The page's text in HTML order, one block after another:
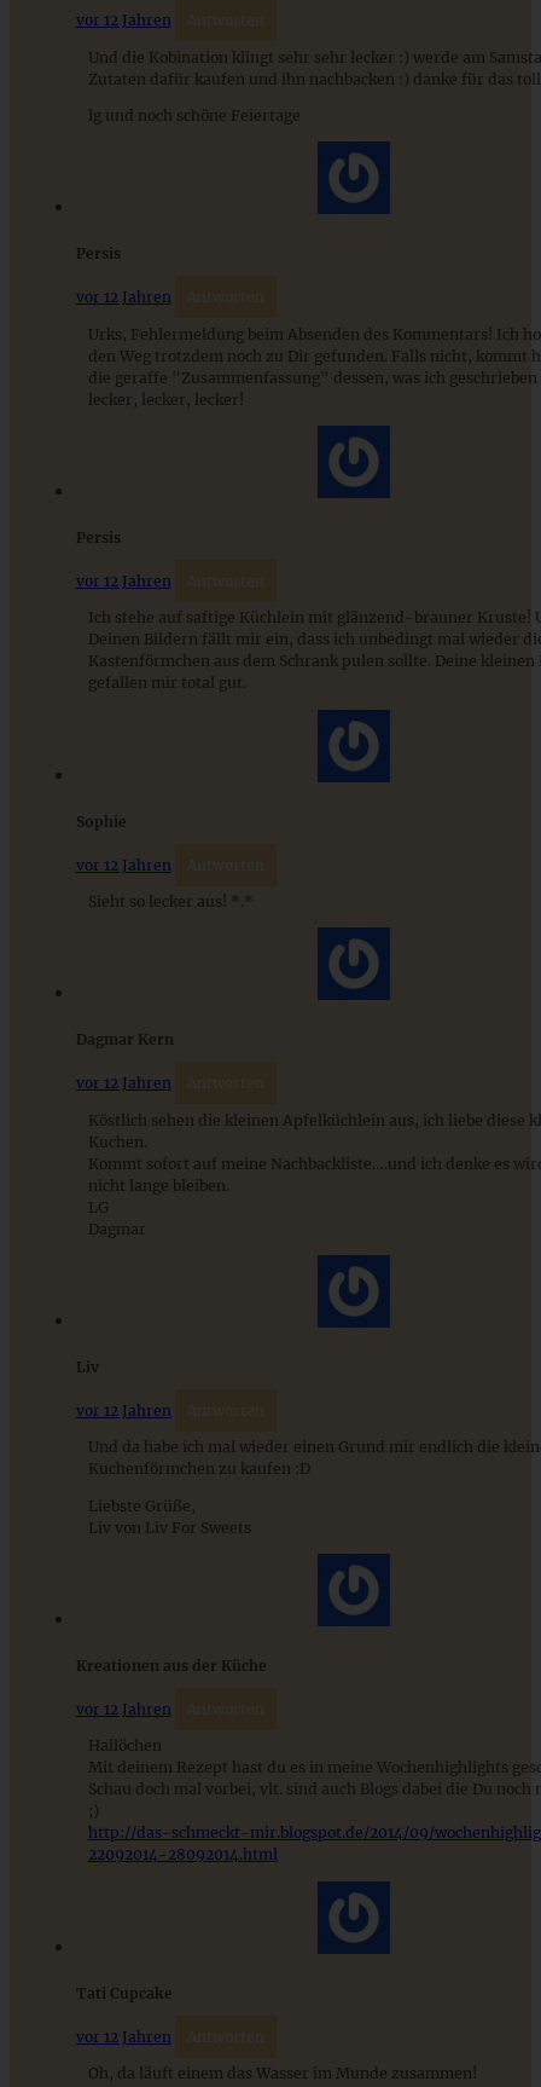
ZUM BEITRAG
Blitzschnelle Pflaumen-Puddingtörtchen
ZUM BEITRAG
Einfach und schnell: Mini-Rüblikuchen
ZUM BEITRAG
9 saisonale Rezepte im August – die besten Ideen mit Obst
ZUM BEITRAG
nur 10 Minuten
ZUM BEITRAG
Stracciatella-Quarkcreme mit Kirschgrütze - einfaches
Dessert im Glas
vor 12 Jahren Antworten
Und die Kobination klingt sehr sehr lecker :) werde am
Zutaten dafür kaufen und ihn nachbacken :) danke für das
lg und noch schöne Feiertage
Persis
vor 12 Jahren Antworten
Urks, Fehlermeldung beim Absenden des Kommentars! Ich
den Weg trotzdem noch zu Dir gefunden. Falls nicht, kommt
die geraffe "Zusammenfassung" dessen, was ich geschrieben
lecker, lecker, lecker!
Persis
vor 12 Jahren Antworten
Ich stehe auf saftige Küchlein mit glänzend-brauner Kruste!
Deinen Bildern fällt mir ein, dass ich unbedingt mal wieder
Kastenförmchen aus dem Schrank pulen sollte. Deine kleinen
gefallen mir total gut.
Sophie
vor 12 Jahren Antworten
Sieht so lecker aus! *.*
Dagmar Kern
vor 12 Jahren Antworten
Köstlich sehen die kleinen Apfelküchlein aus, ich liebe diese
Kuchen.
Kommt sofort auf meine Nachbackliste….und ich denke es
nicht lange bleiben.
LG
Dagmar
Liv
vor 12 Jahren Antworten
Und da habe ich mal wieder einen Grund mir endlich die
Kuchenförmchen zu kaufen :D
Liebste Grüße,
Liv von Liv For Sweets
Kreationen aus der Küche
vor 12 Jahren Antworten
Hallöchen
Mit deinem Rezept hast du es in meine Wochenhighlights
Schau doch mal vorbei, vlt. sind auch Blogs dabei die Du noch
;)
http://das-schmeckt-mir.blogspot.de/2014/09/
22092014-28092014.html
Tati Cupcake
vor 12 Jahren Antworten
Oh, da läuft einem das Wasser im Munde zusammen!